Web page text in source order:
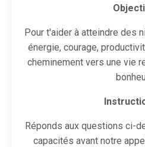
Pour t'aider à atteindre des
énergie, courage,
cheminement vers une vie
Réponds aux questions ci-
capacités avant notre